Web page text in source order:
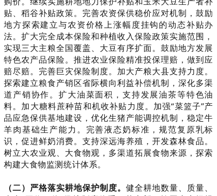
贴、稻谷补贴政策。完善农资保供稳价应对机制，鼓励
地方探索建立与农资价格上涨幅度挂钩的动态补贴办
法。扩大完全成本保险和种植收入保险政策实施范围，
实现三大主粮全国覆盖、大豆有序扩面。鼓励地方发展
特色农产品保险。推进农业保险精准投保理赔，做到应
赔尽赔。完善巨灾保险制度。加大产粮大县支持力度。
探索建立粮食产销区省际横向利益补偿机制，深化多渠
道产销协作。扩大油菜面积，支持发展油茶等特色油
料。加大糖料蔗种苗和机收补贴力度。加强“菜篮子”产
品应急保供基地建设，优化生猪产能调控机制，稳定牛
羊肉基础生产能力。完善液态奶标准，规范复原乳标
识，促进鲜奶消费。支持深远海养殖，开发森林食品。
树立大农业观、大食物观，多渠道拓展食物来源，探索
构建大食物监测统计体系。
（二）严格落实耕地保护制度。健全耕地数量、质量、